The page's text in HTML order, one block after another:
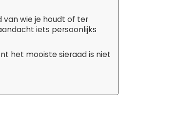
van wie je houdt of ter
iets persoonlijks
het mooiste sieraad is niet